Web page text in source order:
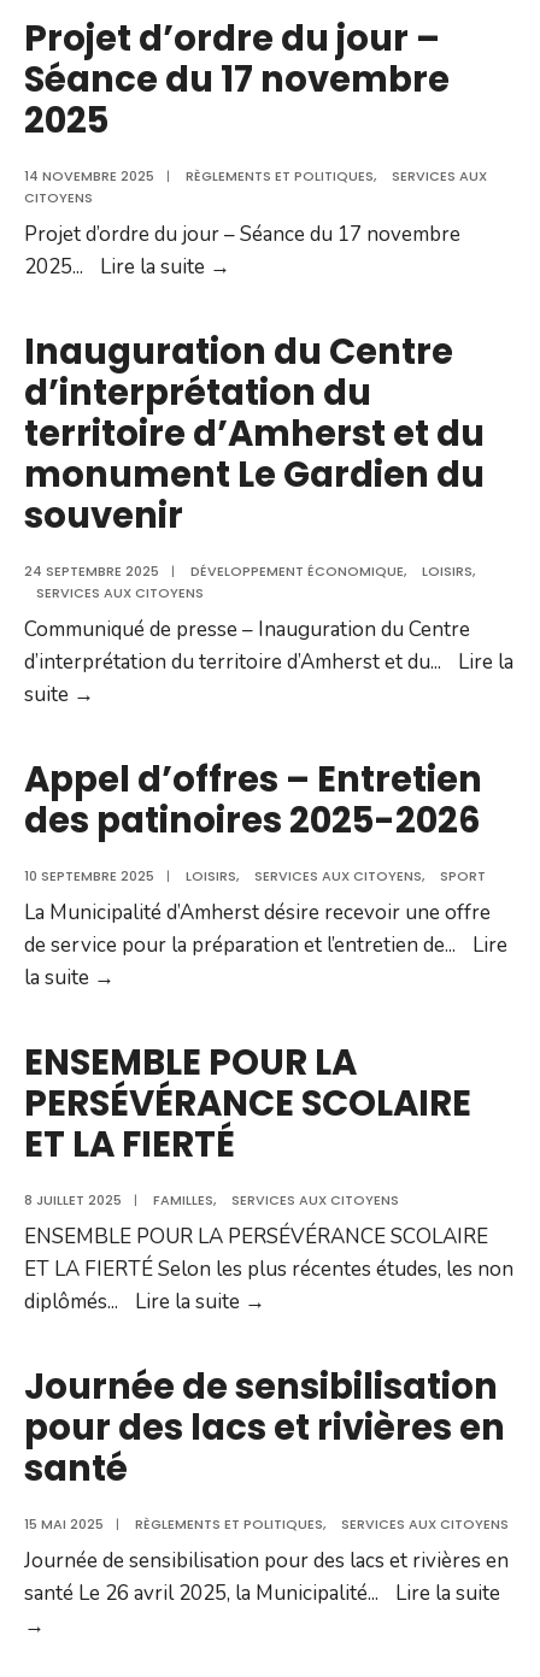
jour
–
9
2026
Projet d’ordre du jour –
Séance du 17 novembre
2025
14 NOVEMBRE 2025 | RÈGLEMENTS ET POLITIQUES,
SERVICES AUX
CITOYENS
Projet d’ordre du jour – Séance du 17 novembre
2025... Lire la suite →
jour
–
Séance
du
17
Inauguration du Centre
d’interprétation du
territoire d’Amherst et du
monument Le Gardien du
souvenir
24 SEPTEMBRE 2025 | DÉVELOPPEMENT ÉCONOMIQUE, LOISIRS,
SERVICES AUX CITOYENS
Communiqué de presse – Inauguration du Centre
d’interprétation du territoire d’Amherst et du...
Lire la
suite →
Centre
d’interprétation
du
d’Amherst
et
du
monument
Gardien
du
souvenir
Appel d’offres – Entretien
des patinoires 2025-2026
10 SEPTEMBRE 2025 | LOISIRS, SERVICES AUX CITOYENS, SPORT
La Municipalité d’Amherst désire recevoir une offre
de service pour la préparation et l’entretien de...
Lire
la suite →
Entretien
des
patinoires
2026
ENSEMBLE POUR LA
PERSÉVÉRANCE SCOLAIRE
ET LA FIERTÉ
8 JUILLET 2025 | FAMILLES, SERVICES AUX CITOYENS
ENSEMBLE POUR LA PERSÉVÉRANCE SCOLAIRE
ET LA FIERTÉ Selon les plus récentes études, les non
diplômés... Lire la suite →
PERSÉVÉRANCE
SCOLAIRE
FIERTÉ
Journée de sensibilisation
pour des lacs et rivières en
santé
15 MAI 2025 | RÈGLEMENTS ET POLITIQUES, SERVICES AUX CITOYENS
Journée de sensibilisation pour des lacs et rivières en
santé Le 26 avril 2025, la Municipalité...
Lire la suite
→